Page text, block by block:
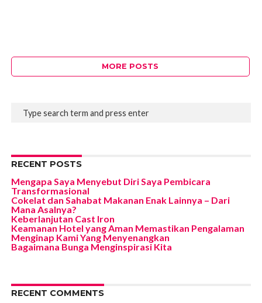
MORE POSTS
RECENT POSTS
Mengapa Saya Menyebut Diri Saya Pembicara
Transformasional
Cokelat dan Sahabat Makanan Enak Lainnya – Dari
Mana Asalnya?
Keberlanjutan Cast Iron
Keamanan Hotel yang Aman Memastikan Pengalaman
Menginap Kami Yang Menyenangkan
Bagaimana Bunga Menginspirasi Kita
RECENT COMMENTS